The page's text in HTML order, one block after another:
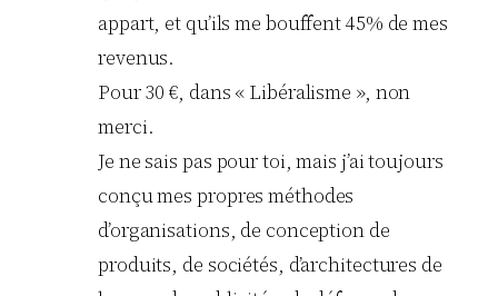
appart, et qu’ils me bouffent 45% de mes
revenus.
Pour 30 €, dans « Libéralisme », non
merci.
Je ne sais pas pour toi, mais j’ai toujours
conçu mes propres méthodes
d’organisations, de conception de
produits, de sociétés, d’architectures de